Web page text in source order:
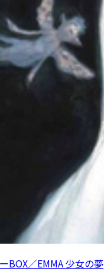
BOX／EMMA 少女の夢